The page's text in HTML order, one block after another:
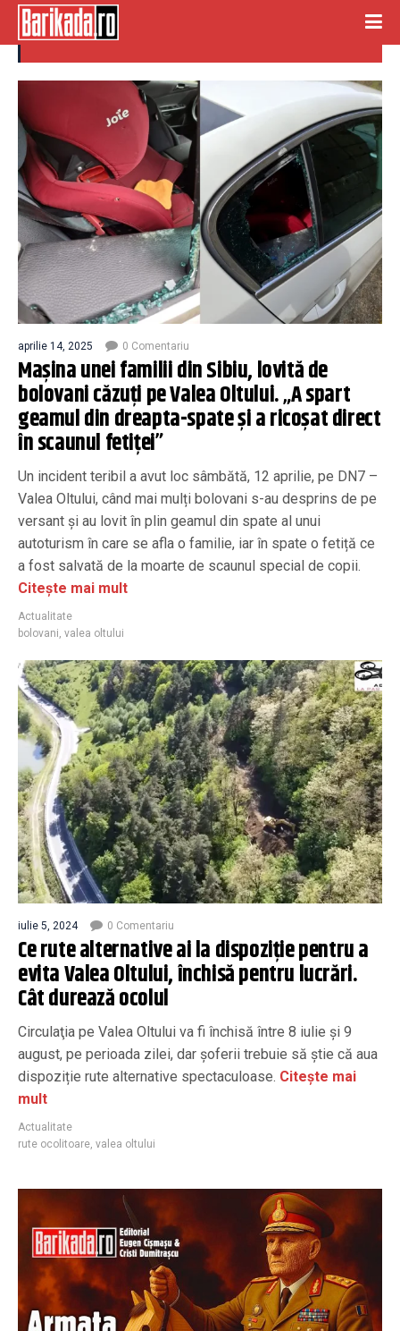
valea oltului
aprilie 14, 2025 0 Comentariu
Mașina unei familii din Sibiu, lovită de
bolovani căzuți pe Valea Oltului. „A spart
geamul din dreapta-spate și a ricoșat direct
în scaunul fetiței”
Un incident teribil a avut loc sâmbătă, 12 aprilie, pe DN7 –
Valea Oltului, când mai mulți bolovani s-au desprins de pe
versant și au lovit în plin geamul din spate al unui
autoturism în care se afla o familie, iar în spate o fetiță ce
a fost salvată de la moarte de scaunul special de copii.
Citește mai mult
Actualitate
bolovani, valea oltului
iulie 5, 2024 0 Comentariu
Ce rute alternative ai la dispoziție pentru a
evita Valea Oltului, închisă pentru lucrări.
Cât durează ocolul
Circulaţia pe Valea Oltului va fi închisă între 8 iulie şi 9
august, pe perioada zilei, dar șoferii trebuie să știe că aua
dispoziție rute alternative spectaculoase. Citește mai
mult
Actualitate
rute ocolitoare, valea oltului